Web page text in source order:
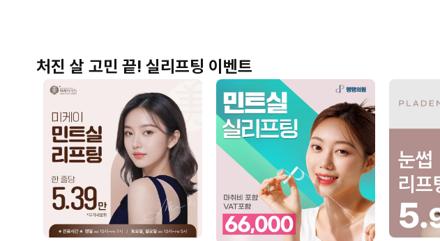
처진 살 고민 끝! 실리프팅 이벤트